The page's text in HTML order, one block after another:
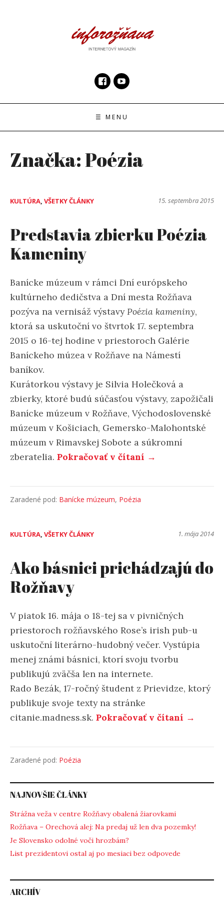
☰ MENU
Značka:Poézia
KULTÚRA, VŠETKY ČLÁNKY 15. septembra 2015
Predstavia zbierku Poézia
Kameniny
Banícke múzeum v rámci Dní európskeho
kultúrneho dedičstva a Dní mesta Rožňava
pozýva na vernisáž výstavyPoézia kameniny,
ktorá sa uskutoční vo štvrtok 17. septembra
2015 o 16-tej hodine v priestoroch Galérie
Baníckeho múzea v Rožňave na Námestí
baníkov.
Kurátorkou výstavy je Silvia Holečková a
zbierky, ktoré budú súčasťou výstavy, zapožičali
Banícke múzeum v Rožňave, Východoslovenské
múzeum v Košiciach, Gemersko-Malohontské
múzeum v Rimavskej Sobote a súkromní
zberatelia. Pokračovať v čítaní →
Zaradené pod: Banícke múzeum, Poézia
KULTÚRA, VŠETKY ČLÁNKY 1. mája 2014
Ako básnici prichádzajú do
Rožňavy
V piatok 16. mája o 18-tej sa v pivničných
priestoroch rožňavského Rose’s irish pub-u
uskutoční literárno-hudobný večer. Vystúpia
menej známi básnici, ktorí svoju tvorbu
publikujú zväčša len na internete.
Rado Bezák, 17-ročný študent z Prievidze, ktorý
publikuje svoje texty na stránke
citanie.madness.sk. Pokračovať v čítaní →
Zaradené pod: Poézia
NAJNOVŠIE ČLÁNKY
Strážna veža v centre Rožňavy obalená žiarovkami
Rožňava – Orechová alej: Na predaj už len dva pozemky!
Je Slovensko odolné voči hrozbám?
List prezidentovi ostal aj po mesiaci bez odpovede
ARCHÍV